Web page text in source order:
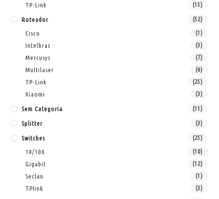
TP-Link (15)
Roteador (52)
Cisco (1)
Intelbras (3)
Mercusys (7)
Multilaser (6)
TP-Link (25)
Xiaomi (3)
Sem Categoria (11)
Splitter (3)
Switches (25)
10/100 (10)
Gigabit (12)
Seclan (1)
TPlink (3)